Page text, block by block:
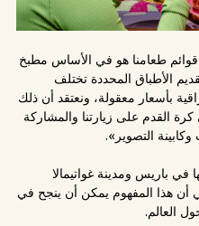
طعامنا هو في الأساس مطبخ
الأطباق المحددة تختلف
بأسعار معقولة، ونعتقد أن ذلك
القدم على زيارتنا والمشاركة
التصوير».
باريس ومدينة غواتيمالا
أن هذا المفهوم يمكن أن ينجح في
العالم.